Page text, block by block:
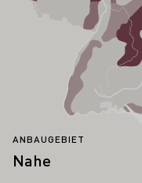
ANBAUGEBIET
Nahe